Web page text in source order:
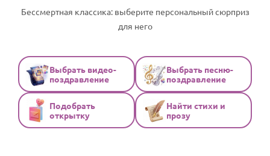
Видео поздравления
Стихи и тексты
ПРАЗДНИКИ
С Днем рождения
ОТЗЫВЫ
Бессмертная классика: выберите персональный сюрприз
для него
Выбрать видео-
поздравление
Выбрать песню-
поздравление
Подобрать
открытку
Найти стихи и
прозу